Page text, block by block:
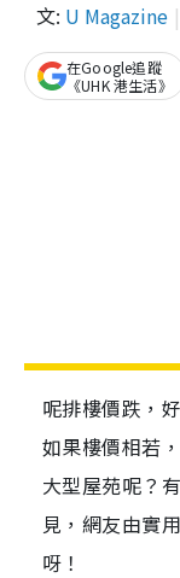
文: U Magazine
在Google追蹤
《UHK 港生活》
呢排樓價跌，
如果樓價相若
大型屋苑呢？
見，網友由實
呀！